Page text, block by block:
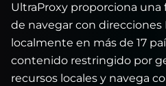
UltraProxy proporciona una
de navegar con direcciones
localmente en más de 17
contenido restringido por
recursos locales y navega